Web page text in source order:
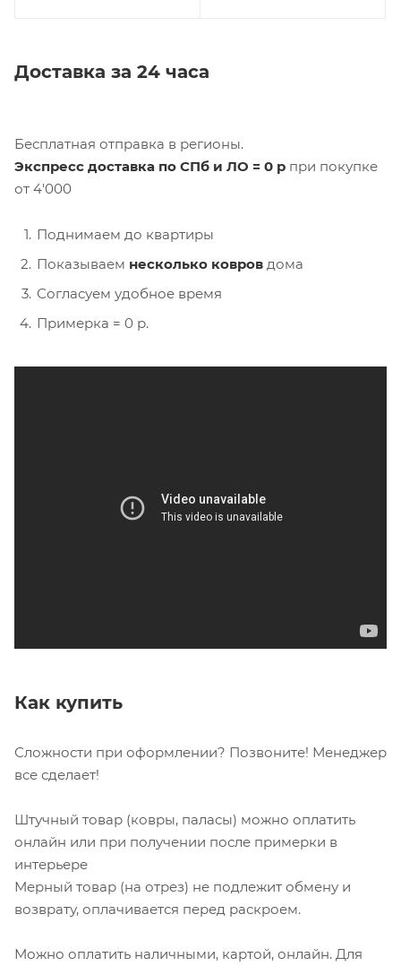
Доставка за 24 часа
Бесплатная отправка в регионы.
Экспресс доставка по СПб и ЛО = 0 р при покупке
от 4'000
Поднимаем до квартиры
Показываем несколько ковров дома
Согласуем удобное время
Примерка = 0 р.
Как купить
Сложности при оформлении? Позвоните! Менеджер
все сделает!
Штучный товар (ковры, паласы) можно оплатить
онлайн или при получении после примерки в
интерьере
Мерный товар (на отрез) не подлежит обмену и
возврату, оплачивается перед раскроем.
Можно оплатить наличными, картой, онлайн. Для